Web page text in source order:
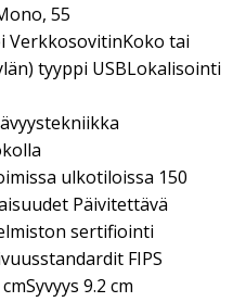
55
VerkkosovitinKoko tai
tyyppi USBLokalisointi
ulkotiloissa 150
Päivitettävä
sertifiointi
FIPS
9.2 cm